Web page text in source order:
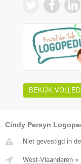
BEKIJK
Cindy Persyn
Niet gevestigd in
West-Vlaanderen »